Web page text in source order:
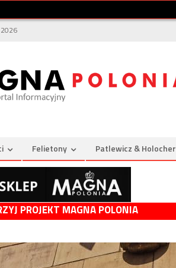
Felietony Patlewicz & Holocher
PROJEKT MAGNA POLONIA